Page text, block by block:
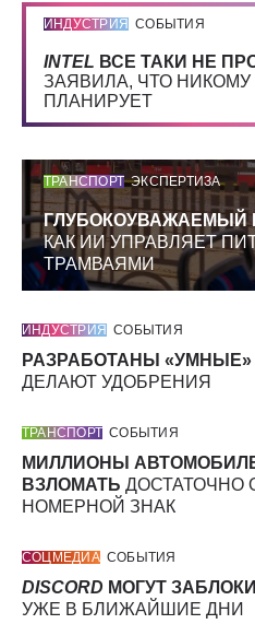
ИНДУСТРИЯ СОБЫТИЯ
INTEL ВСЕ ТАКИ НЕ
ЗАЯВИЛА, ЧТО
ПЛАНИРУЕТ
ТРАНСПОРТ ЭКСПЕРТИЗА
ГЛУБОКОУВАЖАЕМЫЙ
КАК ИИ УПРАВЛЯЕТ
ТРАМВАЯМИ
ИНДУСТРИЯ СОБЫТИЯ
РАЗРАБОТАНЫ
ДЕЛАЮТ УДОБРЕНИЯ
ТРАНСПОРТ СОБЫТИЯ
МИЛЛИОНЫ
ВЗЛОМАТЬ ДОСТАТОЧНО
НОМЕРНОЙ ЗНАК
СОЦМЕДИА СОБЫТИЯ
DISCORD МОГУТ
УЖЕ В БЛИЖАЙШИЕ ДНИ